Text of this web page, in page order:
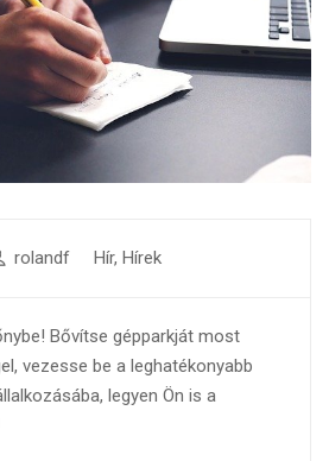
rolandf Hír, Hírek
Bővítse gépparkját most
vezesse be a leghatékonyabb
legyen Ön is a